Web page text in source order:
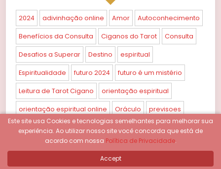
2024 adivinhação online Amor Autoconhecimento
Benefícios da Consulta Ciganos do Tarot Consulta
Desafios a Superar Destino espiritual
Espiritualidade futuro 2024 futuro é um mistério
Leitura de Tarot Cigano orientação espiritual
orientação espiritual online Oráculo previsoes
previsoes 2024 Previsões profissional confiável
Propósito práticas esotéricas Próximos Anos
Sabedoria
Este site usa Cookies e tecnologias semelhantes para melhorar sua
experiência. Ao utilizar nosso site você concorda que está de
acordo com nossa Política de Privacidade.
Accept